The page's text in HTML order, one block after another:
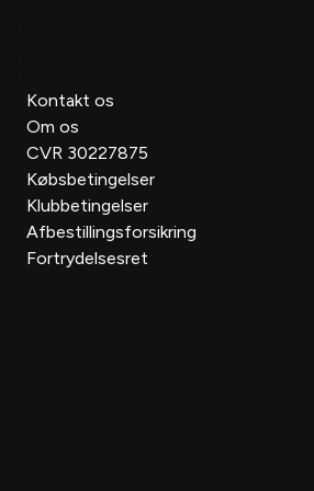
Kontakt os
Om os
CVR 30227875
Købsbetingelser
Klubbetingelser
Afbestillingsforsikring
Fortrydelsesret